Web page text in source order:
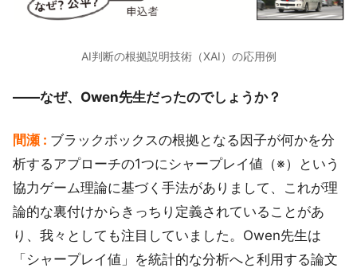
AI判断の根拠説明技術（XAI）の応用例
――なぜ、Owen先生だったのでしょうか？
間瀬 : ブラックボックスの根拠となる因子が何かを分
析するアプローチの1つにシャープレイ値（※）という
協力ゲーム理論に基づく手法がありまして、これが理
論的な裏付けからきっちり定義されていることがあ
り、我々としても注目していました。Owen先生は
「シャープレイ値」を統計的な分析へと利用する論文